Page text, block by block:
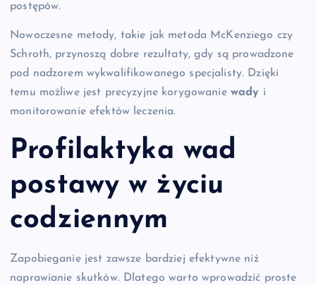
postępów.
Nowoczesne metody, takie jak metoda McKenziego czy
Schroth, przynoszą dobre rezultaty, gdy są prowadzone
pod nadzorem wykwalifikowanego specjalisty. Dzięki
temu możliwe jest precyzyjne korygowanie wady i
monitorowanie efektów leczenia.
Profilaktyka wad
postawy w życiu
codziennym
Zapobieganie jest zawsze bardziej efektywne niż
naprawianie skutków. Dlatego warto wprowadzić proste